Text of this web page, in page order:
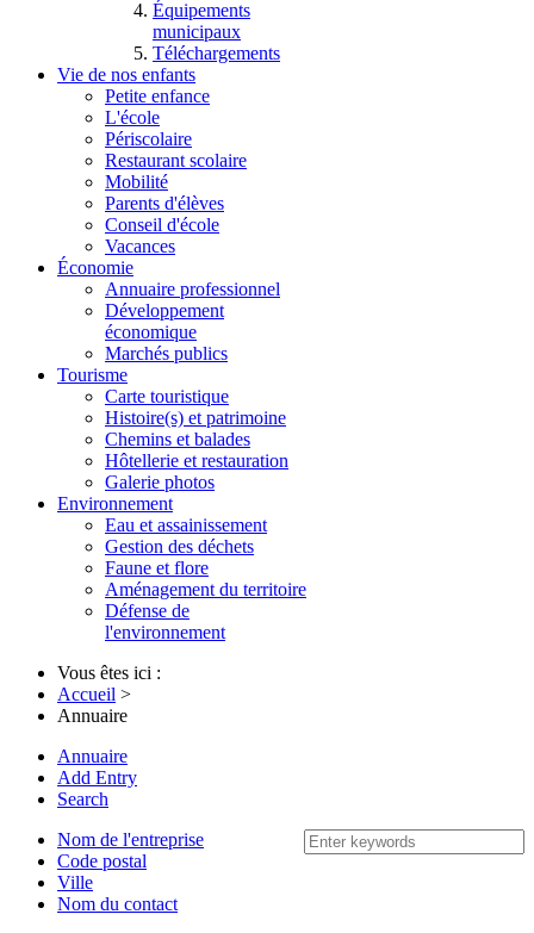
Équipements
municipaux
Téléchargements
Vie de nos enfants
Petite enfance
L'école
Périscolaire
Restaurant scolaire
Mobilité
Parents d'élèves
Conseil d'école
Vacances
Économie
Annuaire professionnel
Développement
économique
Marchés publics
Tourisme
Carte touristique
Histoire(s) et patrimoine
Chemins et balades
Hôtellerie et restauration
Galerie photos
Environnement
Eau et assainissement
Gestion des déchets
Faune et flore
Aménagement du territoire
Défense de
l'environnement
Vous êtes ici :
Accueil >
Annuaire
Annuaire
Add Entry
Search
Nom de l'entreprise
Code postal
Ville
Nom du contact